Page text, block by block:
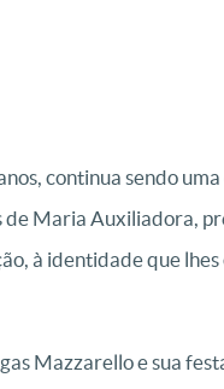
continua sendo uma
de Maria Auxiliadora,
à identidade que lhes
Mazzarello e sua